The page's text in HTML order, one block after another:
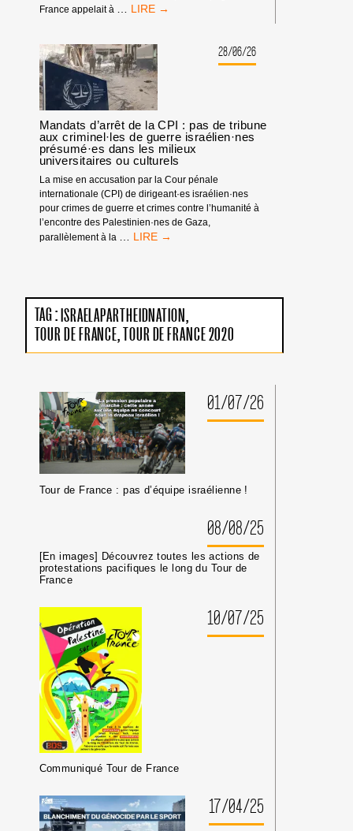
France appelait à
TOUR
:
PAS
D’ÉQUIPE
ISRAÉLIENNE
!
28/06/26
Mandats d’arrêt de la CPI : pas de tribune
aux criminel·les de guerre israélien·nes
présumé·es dans les milieux
universitaires ou culturels
La mise en accusation par la Cour pénale
internationale (CPI) de dirigeant·es israélien·nes
pour crimes de guerre et crimes contre l’humanité à
l’encontre des Palestinien·nes de Gaza,
parallèlement à la
MANDATS
:
PAS
DE
GUERRE
ISRAÉLIEN·NES
PRÉSUMÉ·ES
DANS
LES
MILIEUX
UNIVERSITAIRES
TAG : ISRAELAPARTHEIDNATION
TOUR DE FRANCE
TOUR DE FRANCE 2020
01/07/26
Tour de France : pas d’équipe israélienne !
08/08/25
[En images] Découvrez toutes les actions de
protestations pacifiques le long du Tour de
France
10/07/25
Communiqué Tour de France
17/04/25